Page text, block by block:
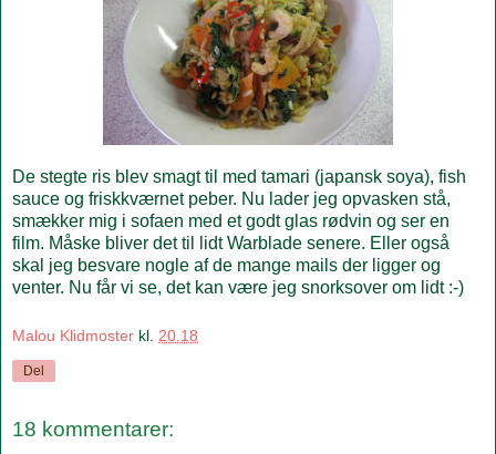
De stegte ris blev smagt til med tamari (japansk soya), fish
sauce og friskkværnet peber. Nu lader jeg opvasken stå,
smækker mig i sofaen med et godt glas rødvin og ser en
film. Måske bliver det til lidt Warblade senere. Eller også
skal jeg besvare nogle af de mange mails der ligger og
venter. Nu får vi se, det kan være jeg snorksover om lidt :-)
Malou Klidmoster kl. 20.18
Del
18 kommentarer: